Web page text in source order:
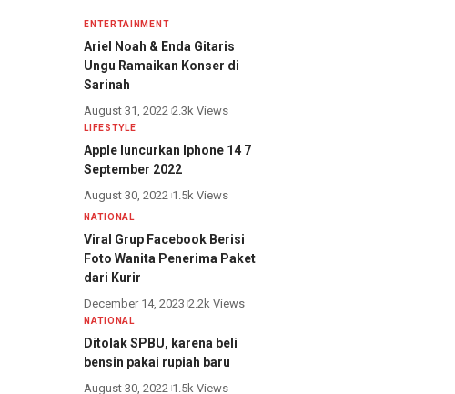
ENTERTAINMENT
Ariel Noah & Enda Gitaris
Ungu Ramaikan Konser di
Sarinah
August 31, 2022 2.3k Views
LIFESTYLE
Apple luncurkan Iphone 14 7
September 2022
August 30, 2022 1.5k Views
NATIONAL
Viral Grup Facebook Berisi
Foto Wanita Penerima Paket
dari Kurir
December 14, 2023 2.2k Views
NATIONAL
Ditolak SPBU, karena beli
bensin pakai rupiah baru
August 30, 2022 1.5k Views